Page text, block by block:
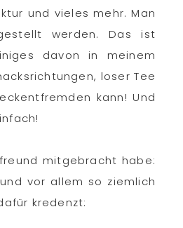
und vieles mehr. Man
werden. Das ist
davon in meinem
loser Tee
kann! Und
mitgebracht habe:
vor allem so ziemlich
kredenzt: